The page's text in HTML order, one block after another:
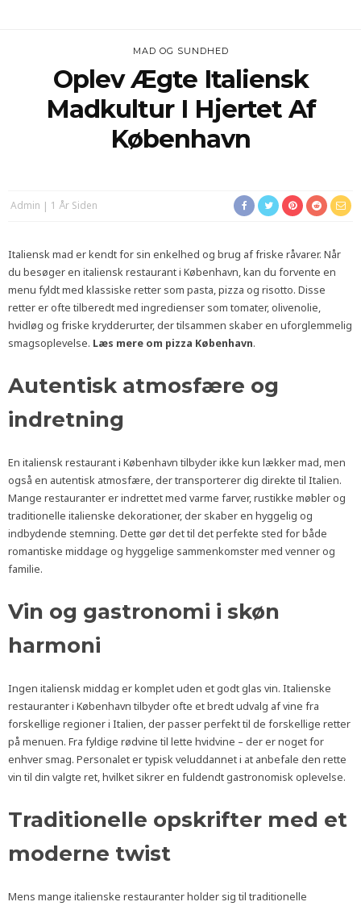
MAD OG SUNDHED
Oplev Ægte Italiensk
Madkultur I Hjertet Af
København
Admin 1 År Siden
Italiensk mad er kendt for sin enkelhed og brug af friske råvarer. Når
du besøger en italiensk restaurant i København, kan du forvente en
menu fyldt med klassiske retter som pasta, pizza og risotto. Disse
retter er ofte tilberedt med ingredienser som tomater, olivenolie,
hvidløg og friske krydderurter, der tilsammen skaber en uforglemmelig
smagsoplevelse. Læs mere om pizza København.
Autentisk atmosfære og
indretning
En italiensk restaurant i København tilbyder ikke kun lækker mad, men
også en autentisk atmosfære, der transporterer dig direkte til Italien.
Mange restauranter er indrettet med varme farver, rustikke møbler og
traditionelle italienske dekorationer, der skaber en hyggelig og
indbydende stemning. Dette gør det til det perfekte sted for både
romantiske middage og hyggelige sammenkomster med venner og
familie.
Vin og gastronomi i skøn
harmoni
Ingen italiensk middag er komplet uden et godt glas vin. Italienske
restauranter i København tilbyder ofte et bredt udvalg af vine fra
forskellige regioner i Italien, der passer perfekt til de forskellige retter
på menuen. Fra fyldige rødvine til lette hvidvine – der er noget for
enhver smag. Personalet er typisk veluddannet i at anbefale den rette
vin til din valgte ret, hvilket sikrer en fuldendt gastronomisk oplevelse.
Traditionelle opskrifter med et
moderne twist
Mens mange italienske restauranter holder sig til traditionelle